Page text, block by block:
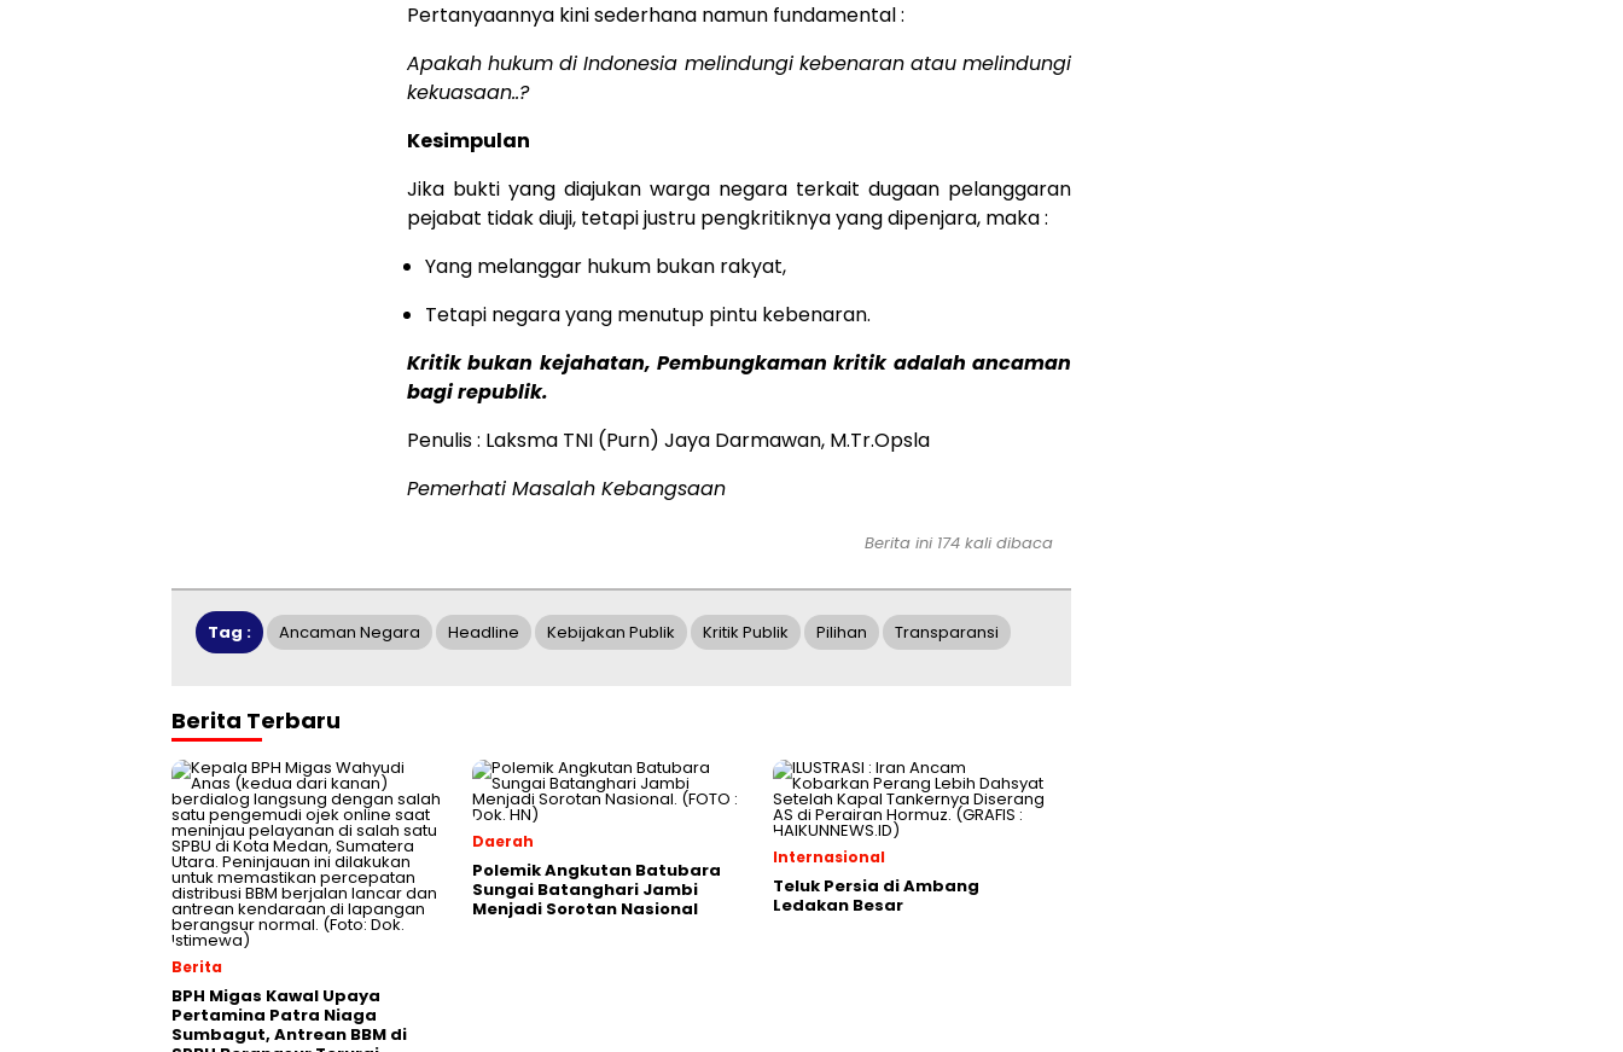
Pertanyaannya kini sederhana namun fundamental :
Apakah hukum di Indonesia melindungi kebenaran atau melindungi
kekuasaan..?
Kesimpulan
Jika bukti yang diajukan warga negara terkait dugaan pelanggaran
pejabat tidak diuji, tetapi justru pengkritiknya yang dipenjara, maka :
Yang melanggar hukum bukan rakyat,
Tetapi negara yang menutup pintu kebenaran.
Kritik bukan kejahatan, Pembungkaman kritik adalah ancaman
bagi republik.
Penulis : Laksma TNI (Purn) Jaya Darmawan, M.Tr.Opsla
Pemerhati Masalah Kebangsaan
Berita ini 174 kali dibaca
Tag : Ancaman Negara Headline Kebijakan Publik Kritik Publik Pilihan Transparansi
Berita Terbaru
Berita
BPH Migas Kawal Upaya
Pertamina Patra Niaga
Sumbagut, Antrean BBM di
Daerah
Polemik Angkutan Batubara
Sungai Batanghari Jambi
Menjadi Sorotan Nasional
Internasional
Teluk Persia di Ambang
Ledakan Besar